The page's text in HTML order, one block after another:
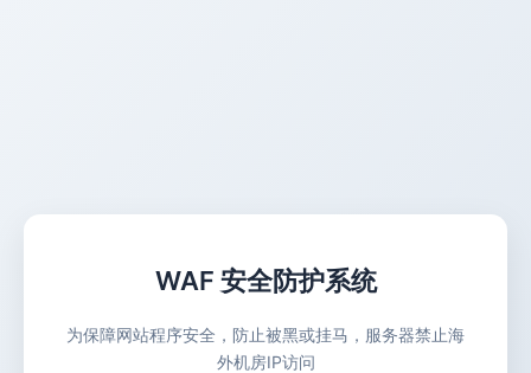
WAF 安全防护系统
为保障网站程序安全，防止被黑或挂马，服务器禁止海
外机房IP访问